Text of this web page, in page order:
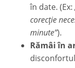
în date. (Ex:
corecție
minute”).
Rămâi în